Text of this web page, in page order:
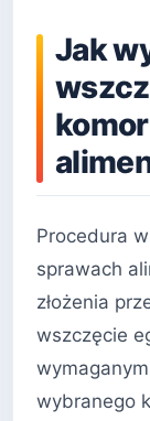
Jak
Procedura
sprawach
złożenia
wszczęcie
wybranego